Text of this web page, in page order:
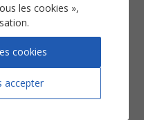
O-Song
Piano Chant
les cookies »,
accepter
cookies